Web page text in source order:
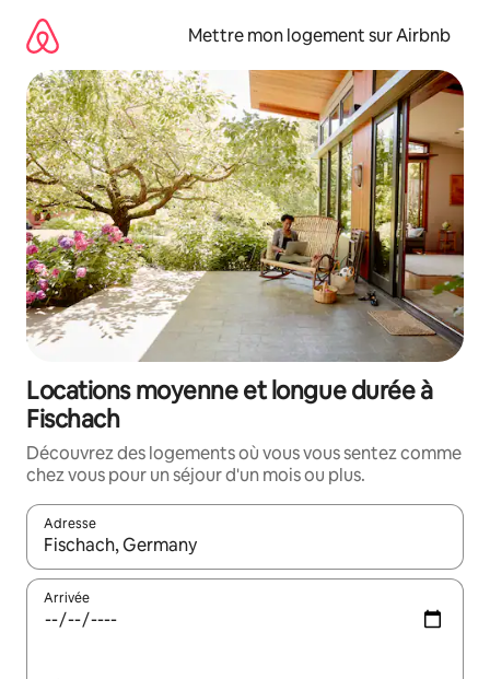
directement
contenu
Mettre mon logement sur Airbnb
Locations moyenne et longue durée à
Fischach
Découvrez des logements où vous vous sentez comme
chez vous pour un séjour d'un mois ou plus.
Adresse
Lorsque les résultats s'affichent, utilisez les flèches vers le
Arrivée